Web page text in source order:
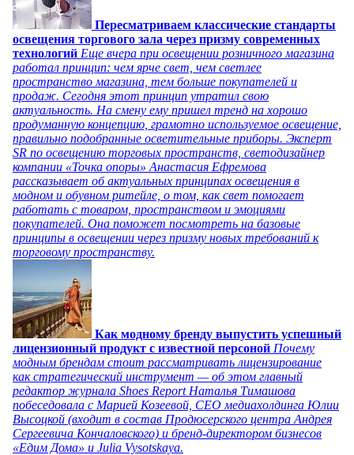
Пересматриваем классические стандарты
освещения торгового зала через призму современных
технологий Еще вчера при освещении розничного магазина
работал принцип: чем ярче свет, чем светлее
пространство магазина, тем больше покупателей и
продаж. Сегодня этот принцип утратил свою
актуальность. На смену ему пришел тренд на хорошо
продуманную концепцию, грамотно используемое освещение,
правильно подобранные осветительные приборы. Эксперт
SR по освещению торговых пространств, светодизайнер
компании «Точка опоры» Анастасия Ефремова
рассказывает об актуальных принципах освещения в
модном и обувном ритейле, о том, как свет помогает
работать с товаром, пространством и эмоциями
покупателей. Она поможет посмотреть на базовые
принципы в освещении через призму новых требований к
торговому пространству.
Как модному бренду выпустить успешный
лицензионный продукт с известной персоной Почему
модным брендам стоит рассматривать лицензирование
как стратегический инструмент — об этом главный
редактор журнала Shoes Report Наталья Тимашова
побеседовала с Марией Козеевой, СЕО медиахолдинга Юлии
Высоцкой (входит в состав Продюсерского центра Андрея
Сергеевича Кончаловского) и бренд-директором бизнесов
«Едим Дома» и Julia Vysotskaya.